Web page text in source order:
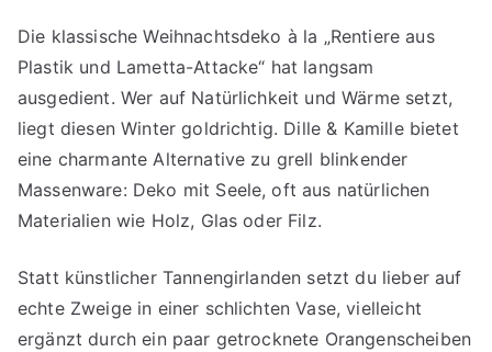
Die klassische Weihnachtsdeko à la „Rentiere aus
Plastik und Lametta-Attacke“ hat langsam
ausgedient. Wer auf Natürlichkeit und Wärme setzt,
liegt diesen Winter goldrichtig. Dille & Kamille bietet
eine charmante Alternative zu grell blinkender
Massenware: Deko mit Seele, oft aus natürlichen
Materialien wie Holz, Glas oder Filz.
Statt künstlicher Tannengirlanden setzt du lieber auf
echte Zweige in einer schlichten Vase, vielleicht
ergänzt durch ein paar getrocknete Orangenscheiben